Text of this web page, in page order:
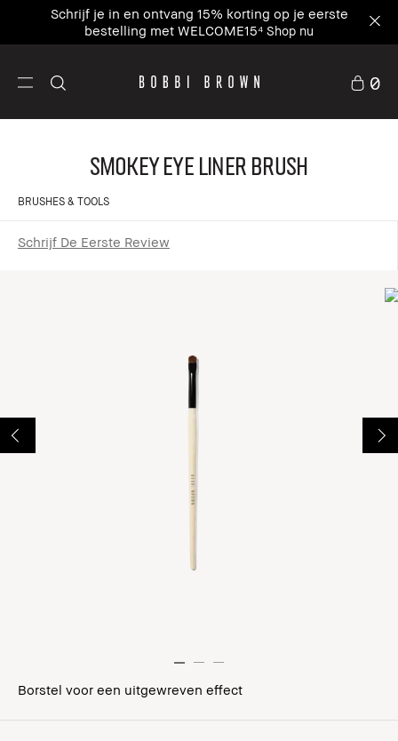
Schrijf je in en ontvang 15% korting op je eerste
bestelling met WELCOME15⁴ Shop nu
0
Smokey Eye Liner Brush
BRUSHES & TOOLS
Schrijf De Eerste Review
Borstel voor een uitgewreven effect